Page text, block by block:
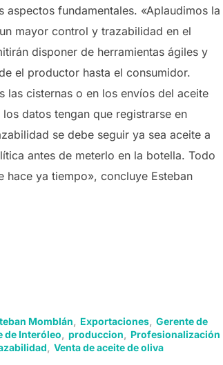
fundamentales. «Aplaudimos la
mayor control y trazabilidad en el
disponer de herramientas ágiles y
el productor hasta el consumidor.
las cisternas o en los envíos del aceite
datos tengan que registrarse en
se debe seguir ya sea aceite a
antes de meterlo en la botella. Todo
ya tiempo», concluye Esteban
Momblán Exportaciones, Gerente de
de Interóleo produccion
Profesionalización
Venta de aceite de oliva